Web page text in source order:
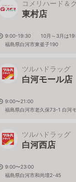
コメリハード＆
東村店
9:00-19:30 10月～3月は
福島県白河市東釜子190
ツルハドラッグ
白河モール店
9:00〜21:00
福島県白河市老久保73-1 白河
ツルハドラッグ
白河西店
9:00〜23:00
福島県白河市和尚壇2-45